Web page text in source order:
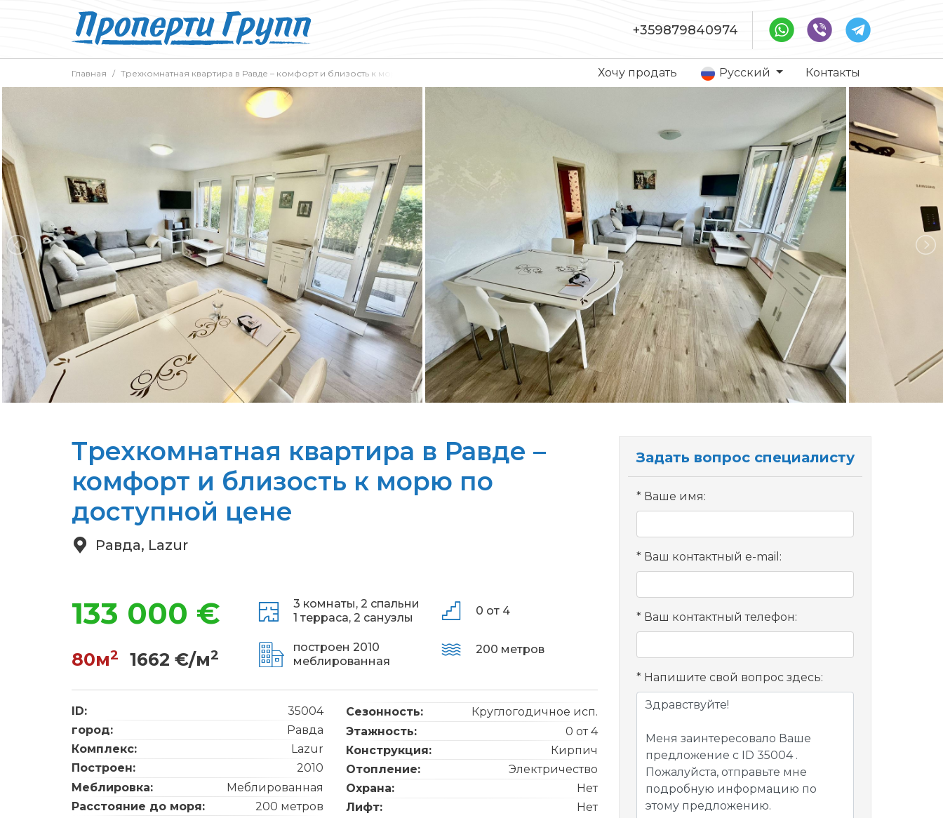
+359879840974
Главная Трехкомнатная квартира в Равде – комфорт и близость к морю по доступной цене Хочу продать Русский Контакты
Трехкомнатная квартира в Равде –
комфорт и близость к морю по
доступной цене
Равда, Lazur
133 000 €
80м2 1662 €/м2
3 комнаты, 2 спальни
1 терраса, 2 санузлы
построен 2010
меблированная
0 от 4
200 метров
ID:
35004
город:
Равда
Комплекс:
Lazur
Построен:
2010
Меблировка:
Меблированная
Расстояние до моря:
200 метров
Сезонность:
Круглогодичное исп.
Этажность:
0 от 4
Конструкция:
Кирпич
Отопление:
Электричество
Охрана:
Нет
Лифт:
Нет
Задать вопрос специалисту
Ваше имя:
Ваш контактный e-mail:
Ваш контактный телефон:
Напишите свой вопрос здесь: